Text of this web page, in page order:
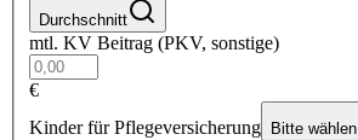
Durchschnitt
mtl. KV Beitrag (PKV, sonstige)
€
Kinder für Pflegeversicherung
Bitte wählen